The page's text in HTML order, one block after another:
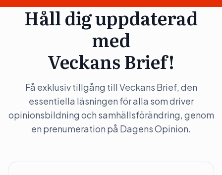
Håll dig uppdaterad
med
Veckans Brief!
Få exklusiv tillgång till Veckans Brief, den
essentiella läsningen för alla som driver
opinionsbildning och samhällsförändring, genom
en prenumeration på Dagens Opinion.